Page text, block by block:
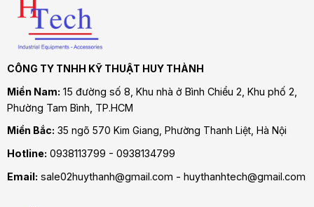
CÔNG TY TNHH KỸ THUẬT HUY THÀNH
Miền Nam: 15 đường số 8, Khu nhà ở Bình Chiểu 2, Khu phố 2,
Phường Tam Bình , TP.HCM
Miền Bắc: 35 ngõ 570 Kim Giang, Phường Thanh Liệt, Hà Nội
Hotline: 0938113799 - 0938134799
Email: sale02huythanh@gmail.com - huythanhtech@gmail.com